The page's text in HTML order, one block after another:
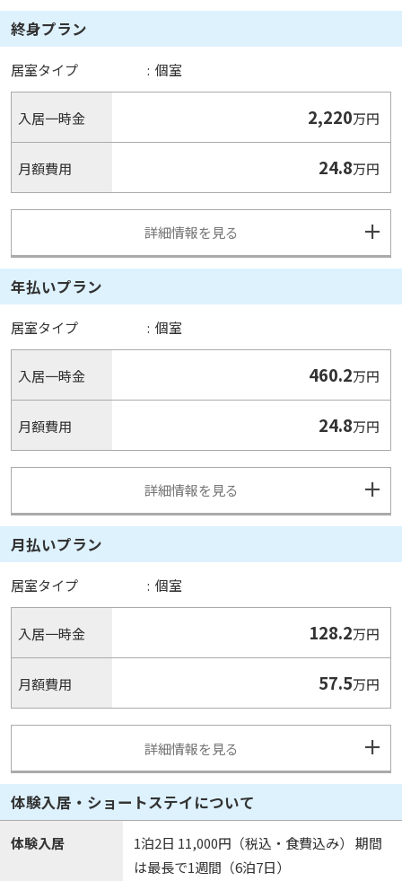
終身プラン
居室タイプ : 個室
入居一時金 2,220万円
月額費用 24.8万円
詳細情報を見る
年払いプラン
居室タイプ : 個室
入居一時金 460.2万円
月額費用 24.8万円
詳細情報を見る
月払いプラン
居室タイプ : 個室
入居一時金 128.2万円
月額費用 57.5万円
詳細情報を見る
体験入居・ショートステイについて
体験入居
1泊2日 11,000円（税込・食費込み） 期間
は最長で1週間（6泊7日）